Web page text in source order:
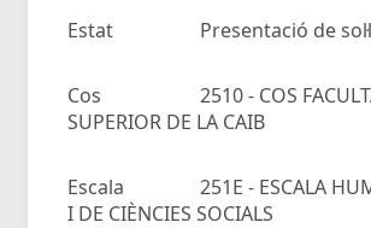
Estat Presentació de
Cos
2510 - COS
SUPERIOR DE LA CAIB
Escala
251E - ESCALA
I DE CIÈNCIES SOCIALS